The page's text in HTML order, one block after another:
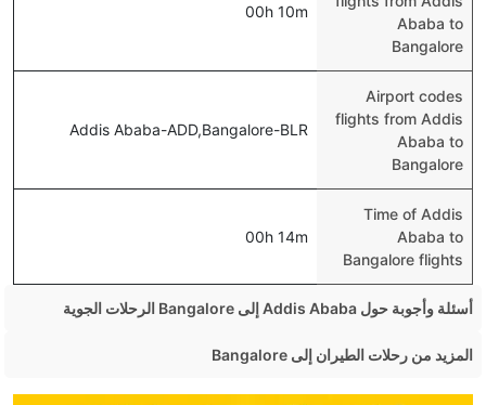
Ababa to
Bangalore
00h 10m
Airport codes
flights from Addis
Ababa to
Bangalore
Addis Ababa-ADD,Bangalore-BLR
Time of Addis
Ababa to
Bangalore flights
00h 14m
أسئلة وأجوبة حول Addis Ababa إلى Bangalore الرحلات الجوية
هل صحيح أن تستغرق وقتا أقل في رحلة مباشرة من إلىبنغالور
المزيد من رحلات الطيران إلى Bangalore